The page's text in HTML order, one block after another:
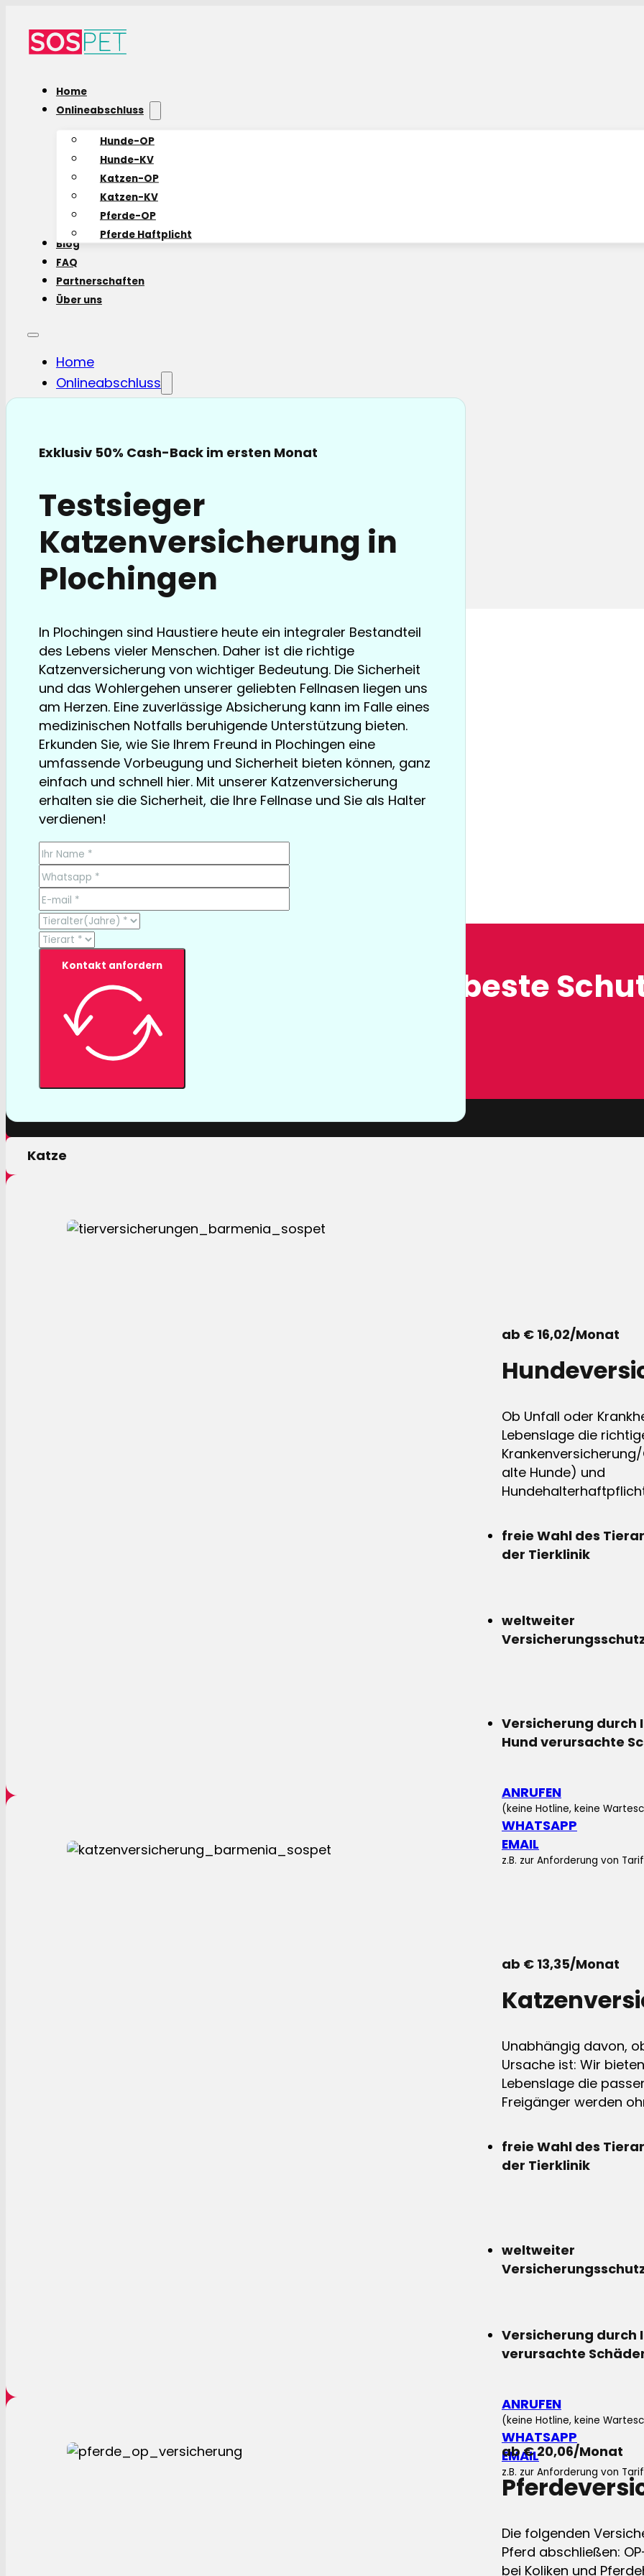
Home
Onlineabschluss
Hunde-OP
Hunde-KV
Katzen-OP
Katzen-KV
Pferde-OP
Pferde Haftplicht
Blog
FAQ
Partnerschaften
Über uns
Home
Onlineabschluss
Hunde-OP
Katzen-KV
Pferde Haftplicht
Blog
FAQ
Partnerschaften
Über uns
Exklusiv 50% Cash-Back im ersten Monat
Testsieger
Katzenversicherung in
Plochingen
In Plochingen sind Haustiere heute ein integraler Bestandteil
des Lebens vieler Menschen. Daher ist die richtige
Katzenversicherung von wichtiger Bedeutung. Die Sicherheit
und das Wohlergehen unserer geliebten Fellnasen liegen uns
am Herzen. Eine zuverlässige Absicherung kann im Falle eines
medizinischen Notfalls beruhigende Unterstützung bieten.
Erkunden Sie, wie Sie Ihrem Freund in Plochingen eine
umfassende Vorbeugung und Sicherheit bieten können, ganz
einfach und schnell hier. Mit unserer Katzenversicherung
erhalten sie die Sicherheit, die Ihre Fellnase und Sie als Halter
verdienen!
Kontakt anfordern
TESTSIEGER bereits ab € 13,35/Monat
Tierversicherung, der beste
Mit einer Tierversicherung der Barmenia profitieren sie nicht
nur von erstklassigen Leistungen, sondern auch von unserer
Hund
Katze
ab € 16,02/Monat
Ob Unfall oder
Lebenslage die
alte Hunde) und
freie Wahl des
der Tierklinik
weltweiter
Versicherung durch
Hund verursachte
ANRUFEN
(keine Hotline, keine
WHATSAPP
EMAIL
z.B. zur Anforderung von
ab € 13,35/Monat
Unabhängig davon,
Ursache ist: Wir
Lebenslage die
Freigänger werden
freie Wahl des
der Tierklinik
weltweiter
Versicherung durch
verursachte
ANRUFEN
(keine Hotline, keine
WHATSAPP
EMAIL
z.B. zur Anforderung von
ab € 20,06/Monat
Die folgenden
Pferd abschließen:
bei Koliken und